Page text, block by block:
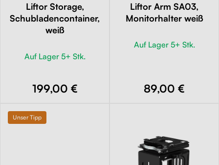
Liftor Storage,
Schubladencontainer,
weiß
Auf Lager 5+ Stk.
199,00 €
Liftor Arm SA03,
Monitorhalter weiß
Auf Lager 5+ Stk.
89,00 €
Unser Tipp